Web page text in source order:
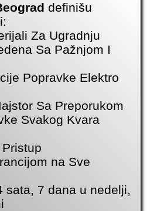
definišu
Za Ugradnju
Sa Pažnjom I
Popravke Elektro
Sa Preporukom
Svakog Kvara
na Sve
sata, 7 dana u nedelji,